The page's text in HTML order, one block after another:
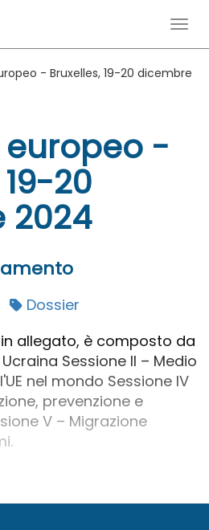
- Bruxelles, 19-20 dicembre
-
20
2024
Dossier
allegato, è composto da
Sessione II – Medio
nel mondo Sessione IV
prevenzione e
V – Migrazione